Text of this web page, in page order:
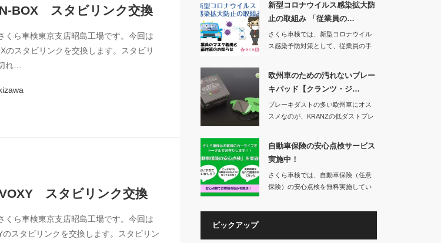
BOX スタビリンク交換
くら車検東京支店昭島工場です。今回は
スタビリンクを交換します。スタビリ
れ…
スタビリンク交換
くら車検東京支店昭島工場です。今回は
スタビリンクを交換します。スタビリン
新型コロナウイルス感染拡大防
止の取組み 「従業員の…
さくら車検では、新型コロナウイル
ス感染予防対策として、従業員の手
欧州車のための汚れないブレー
キパッド【クランツ・ジ…
ブレーキダストの多い欧州車にオス
スメなのが、KRANZの低ダストブレ
自動車保険の安心点検サービス
実施中！
さくら車検では、自動車保険（任意
保険）の安心点検を無料実施してい
ピックアップ